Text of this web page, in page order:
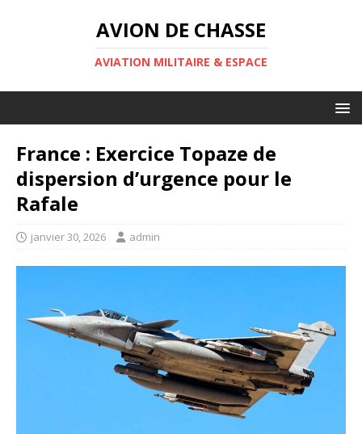
AVION DE CHASSE
AVIATION MILITAIRE & ESPACE
France : Exercice Topaze de
dispersion d’urgence pour le
Rafale
janvier 30, 2026 admin